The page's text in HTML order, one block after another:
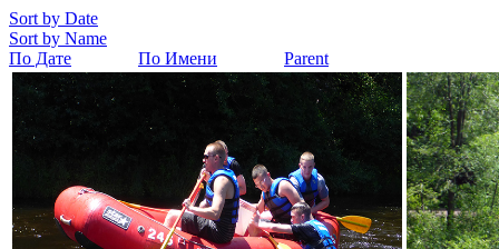
Sort by Date
Sort by Name
По Дате
По Имени Parent